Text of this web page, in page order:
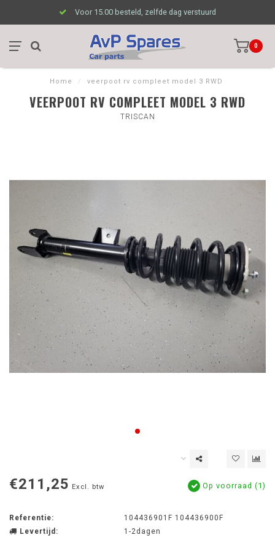
Voor 15.00 besteld, zelfde dag verstuurd
0
Home / veerpoot rv compleet model 3 RWD
VEERPOOT RV COMPLEET MODEL 3 RWD
TRISCAN
€211,25 Excl. btw Op voorraad (1)
Referentie:
104436901F 104436900F
Levertijd:
1-2dagen